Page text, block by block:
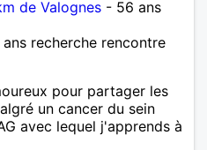
de Valognes - 56 ans
recherche rencontre
pour partager les
un cancer du sein
avec lequel j'apprends à